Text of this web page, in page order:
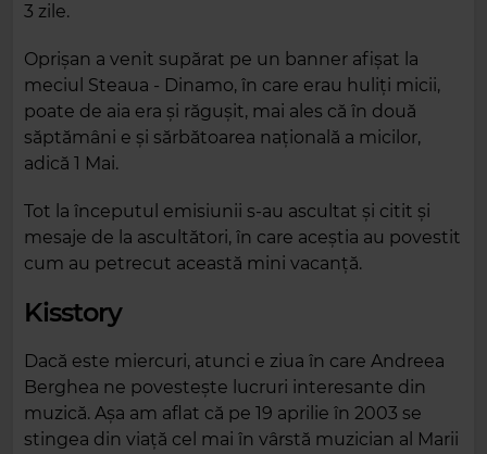
3 zile.
Oprișan a venit supărat pe un banner afișat la
meciul Steaua - Dinamo, în care erau huliți micii,
poate de aia era și răgușit, mai ales că în două
săptămâni e și sărbătoarea națională a micilor,
adică 1 Mai.
Tot la începutul emisiunii s-au ascultat și citit și
mesaje de la ascultători, în care aceștia au povestit
cum au petrecut această mini vacanță.
Kisstory
Dacă este miercuri, atunci e ziua în care Andreea
Berghea ne povestește lucruri interesante din
muzică. Așa am aflat că pe 19 aprilie în 2003 se
stingea din viață cel mai în vârstă muzician al Marii